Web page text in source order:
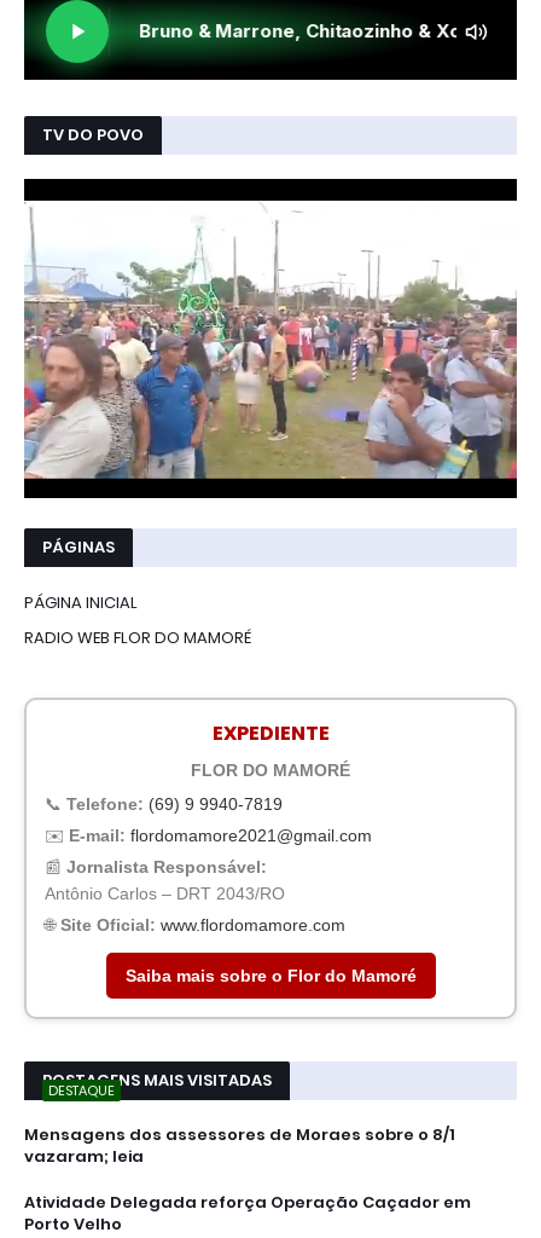
TV DO POVO
PÁGINAS
PÁGINA INICIAL
RADIO WEB FLOR DO MAMORÉ
EXPEDIENTE
FLOR DO MAMORÉ
📞 Telefone: (69) 9 9940-7819
✉️ E-mail: flordomamore2021@gmail.com
📰 Jornalista Responsável:
Antônio Carlos – DRT 2043/RO
🌐Site Oficial: www.flordomamore.com
Saiba mais sobre o Flor do Mamoré
POSTAGENS MAIS VISITADAS
DESTAQUE
Mensagens dos assessores de Moraes sobre o 8/1
vazaram; leia
Atividade Delegada reforça Operação Caçador em
Porto Velho